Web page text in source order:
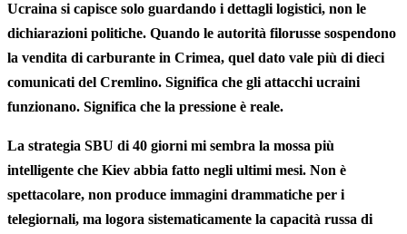
Ucraina si capisce solo guardando i dettagli logistici, non le
dichiarazioni politiche. Quando le autorità filorusse sospendono
la vendita di carburante in Crimea, quel dato vale più di dieci
comunicati del Cremlino. Significa che gli attacchi ucraini
funzionano. Significa che la pressione è reale.
La strategia SBU di 40 giorni mi sembra la mossa più
intelligente che Kiev abbia fatto negli ultimi mesi. Non è
spettacolare, non produce immagini drammatiche per i
telegiornali, ma logora sistematicamente la capacità russa di